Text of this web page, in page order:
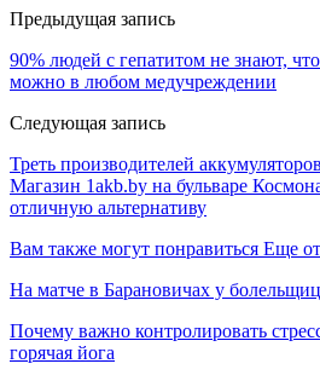
Предыдущая запись
90% людей с гепатитом не знают,
можно в любом медучреждении
Следующая запись
Треть производителей
Магазин 1akb.by на бульваре
отличную альтернативу
Вам также могут понравиться Еще
На матче в Барановичах у
Почему важно контролировать
горячая йога